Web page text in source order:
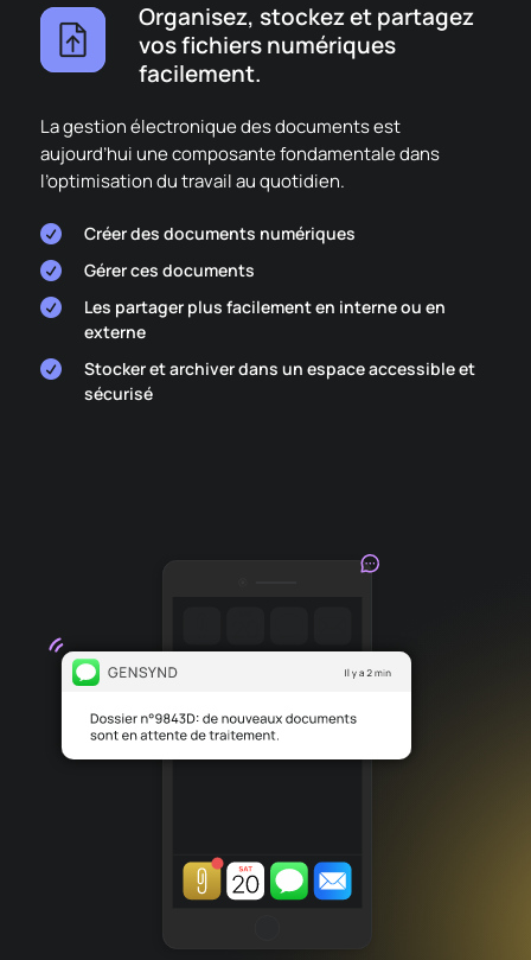
Organisez, stockez et partagez
vos fichiers numériques
facilement.
La gestion électronique des documents est
aujourd’hui une composante fondamentale dans
l’optimisation du travail au quotidien.
 Créer des documents numériques
 Gérer ces documents

Les partager plus facilement en interne ou en
externe

Stocker et archiver dans un espace accessible et
sécurisé